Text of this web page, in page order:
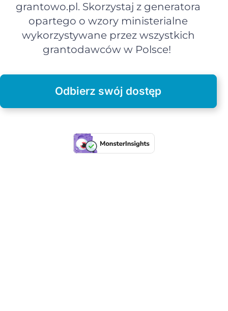
grantowo.pl. Skorzystaj z generatora
opartego o wzory ministerialne
wykorzystywane przez wszystkich
grantodawców w Polsce!
Odbierz swój dostęp